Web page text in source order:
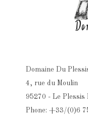
Domaine Du
4, rue du Moulin
95270 - Le Plessis
Phone: +33/(0)6